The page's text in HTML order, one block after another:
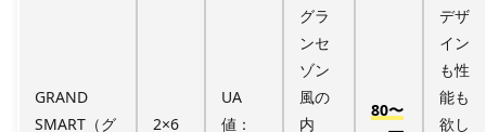
GRAND
SMART（グ
2×6
UA
値：
グラ
ンセ
ゾン
風の
内
80〜
デザ
イン
も性
能も
欲し